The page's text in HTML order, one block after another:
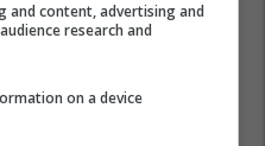
and content, advertising and
research and
on a device